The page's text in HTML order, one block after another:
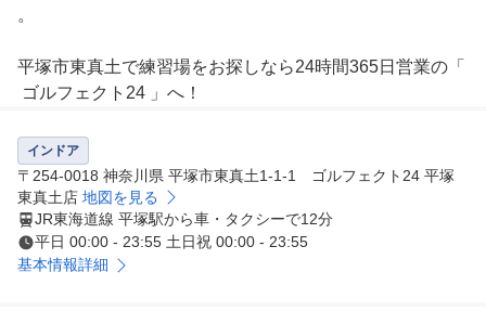
。
平塚市東真土で練習場をお探しなら24時間365日営業の「
ゴルフェクト24 」へ！
インドア
〒254-0018 神奈川県 平塚市東真土1-1-1 ゴルフェクト24 平塚
東真土店 地図を見る
JR東海道線 平塚駅から車・タクシーで12分
平日 00:00 - 23:55 土日祝 00:00 - 23:55
基本情報詳細